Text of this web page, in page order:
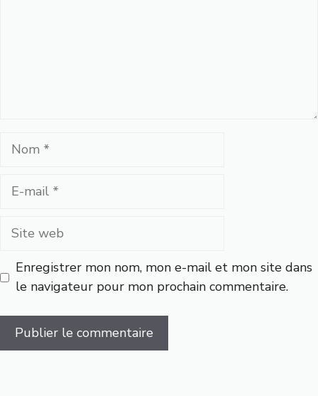
Nom
Site
Enregistrer mon nom, mon e-mail et mon site dans
le navigateur pour mon prochain commentaire.